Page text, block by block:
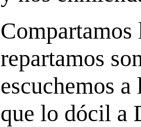
repartamos
escuchemos
que lo dócil a